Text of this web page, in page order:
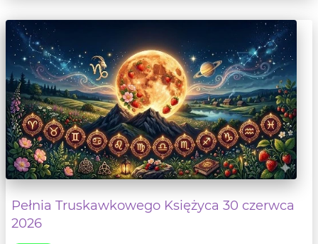
Pełnia Truskawkowego Księżyca 30 czerwca
2026